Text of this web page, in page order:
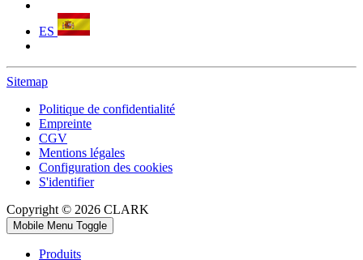
ES
Sitemap
Politique de confidentialité
Empreinte
CGV
Mentions légales
Configuration des cookies
S'identifier
Copyright © 2026 CLARK
Mobile Menu Toggle
Produits